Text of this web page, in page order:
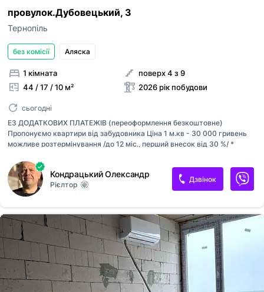
провулок.Дубовецький, 3
Тернопіль
без комісії Аляска
1 кімната
44 / 17 / 10 м²
поверх 4 з 9
2026 рік побудови
сьогодні
ЕЗ ДОДАТКОВИХ ПЛАТЕЖІВ (переоформлення безкоштовне)
Пропонуємо квартири від забудовника Ціна 1 м.кв - 30 000 гривень
можливе розтермінування /до 12 міс., перший внесок від 30 %/ *
роздільне планування. * Енерго-зберігаючі металопластикові вікна,
металеві вхідні двері, штукатурка, лічильники. * Під індивідуальне
опалення. Комунікації міські. Асфальтований доїзд. провулок
Дубовецький(околиця міста)- при в"їзді в Тернопіль з сторони
Збаража/10 хвилин ходом від зупинки по вул. 15 Квітня/
Кондрацький Олександр
Рієлтор
Дзвінок